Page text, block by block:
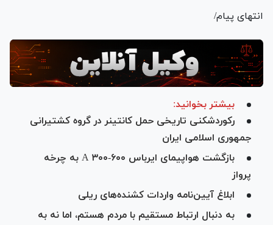
انتهای پیام/
بیشتر بخوانید:
رکوردشکنی تاریخی حمل کانتینر در گروه کشتیرانی
جمهوری اسلامی ایران
بازگشت هواپیمای ایرباس A ۳۰۰-۶۰۰ به چرخه
پرواز
ابلاغ آیین‌نامه واردات کشنده‌های ریلی
به دنبال ارتباط مستقیم با مردم هستم، اما نه به